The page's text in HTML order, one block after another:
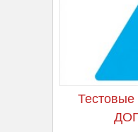
Тестовые